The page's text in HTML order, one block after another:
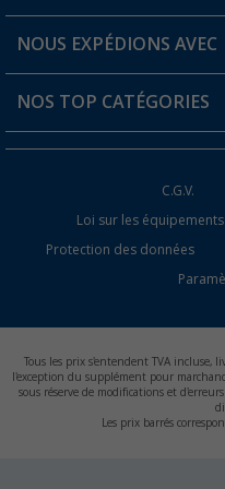
Carte de fidélité Berger
Informations sur l'expédition
Statut de la commande
NOUS EXPÉDIONS AVEC
NOS TOP CATÉGORIES
Meubles de camping
C.G.V.
Loi sur les
Protection des données
Tous les prix s'entendent TVA incluse,
l'exception du supplément pour
sous réserve de modifications et
Les prix barrés